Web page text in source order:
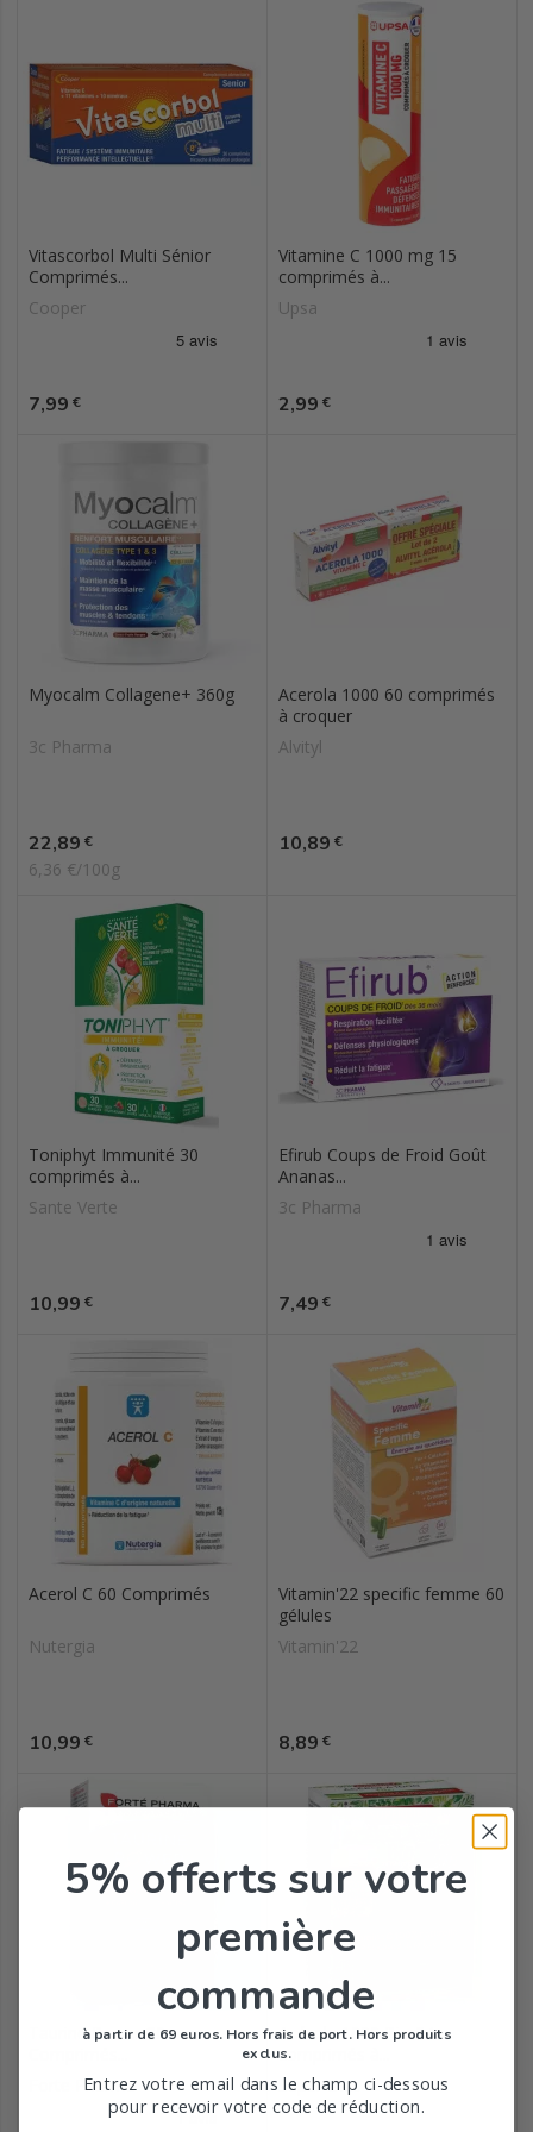
Vitascorbol Multi Sénior
Comprimés...
Cooper
Prix
7,99 €
Vitamine C 1000 mg 15
comprimés à...
Upsa
Prix
2,99 €
Myocalm Collagene+ 360g
3c Pharma
Prix
22,89 €
6,36 €/100g
Acerola 1000 60 comprimés
à croquer
Alvityl
Prix
10,89 €
Toniphyt Immunité 30
comprimés à...
Sante Verte
Prix
10,99 €
Efirub Coups de Froid Goût
Ananas...
3c Pharma
Prix
7,49 €
Acerol C 60 Comprimés
Nutergia
Prix
10,99 €
Vitamin'22 specific femme 60
gélules
Vitamin'22
Prix
8,89 €
Taurine Power 30
Forte Pharma
Acérola 1000 Bio 24
comprimés à...
Super Diet
5% offerts sur votre
première
commande
à partir de 69 euros. Hors frais de port. Hors produits
exclus.
Entrez votre email dans le champ ci-dessous
pour recevoir votre code de réduction.